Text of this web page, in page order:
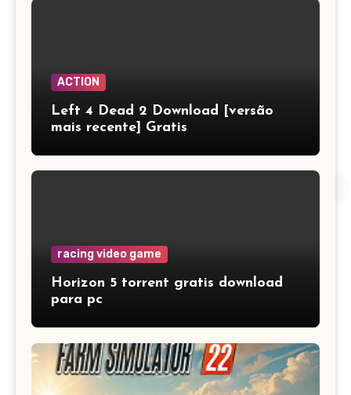
ACTION
Left 4 Dead 2 Download [versão
mais recente] Gratis
racing video game
Horizon 5 torrent gratis download
para pc